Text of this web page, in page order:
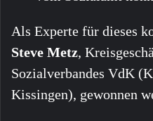
Als Experte für dieses
Steve Metz,
Sozialverbandes VdK
Kissingen), gewonnen